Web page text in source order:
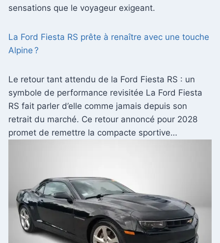
sensations que le voyageur exigeant.
La Ford Fiesta RS prête à renaître avec une touche
Alpine ?
Le retour tant attendu de la Ford Fiesta RS : un
symbole de performance revisitée La Ford Fiesta
RS fait parler d’elle comme jamais depuis son
retrait du marché. Ce retour annoncé pour 2028
promet de remettre la compacte sportive…